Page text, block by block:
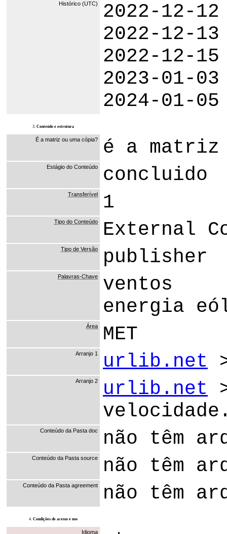
Histórico (UTC)
2022-12-
2022-12-
2022-12-
2023-01-
2024-01-
3. Conteúdo e estrutura
É a matriz ou uma cópia? é a matriz
Estágio do Conteúdo concluido
Transferível 1
Tipo do Conteúdo External
Tipo de Versão publisher
Palavras-Chave
ventos
energia
Área MET
Arranjo 1 urlib.net
Arranjo 2 urlib.net
Conteúdo da Pasta doc não têm
Conteúdo da Pasta source não têm
Conteúdo da Pasta agreement não têm
4. Condições de acesso e uso
Idioma